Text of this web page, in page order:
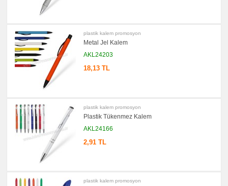
plastik kalem promosyon
Metal Jel Kalem
AKL24203
18,13 TL
plastik kalem promosyon
Plastik Tükenmez Kalem
AKL24166
2,91 TL
plastik kalem promosyon
Ürünleri
Ajanda
&
Organizer
promosyon
Matara
Termos
promosyon
Geri
Ürünler
promosyon
Anahtarlık
promosyon
Hesap
promosyon